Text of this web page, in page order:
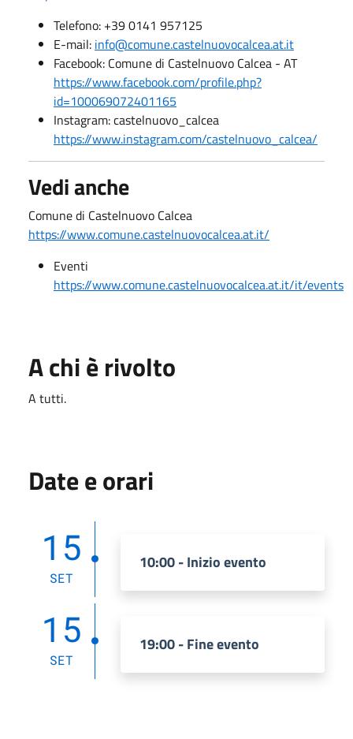
Telefono: +39 0141 957125
E-mail: info@comune.castelnuovocalcea.at.it
Facebook: Comune di Castelnuovo Calcea - AT
https://www.facebook.com/profile.php?
id=100069072401165
Instagram: castelnuovo_calcea
https://www.instagram.com/castelnuovo_calcea/
Vedi anche
Comune di Castelnuovo Calcea
https://www.comune.castelnuovocalcea.at.it/
Eventi
https://www.comune.castelnuovocalcea.at.it/it/events
A chi è rivolto
A tutti.
Date e orari
15
SET
10:00 - Inizio evento
15
SET
19:00 - Fine evento